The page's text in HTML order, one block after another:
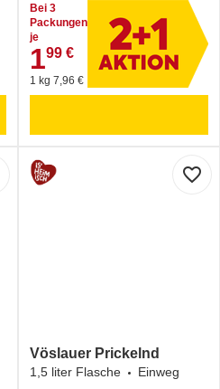
Bei 3
Packungen
je
1,99 €
199 €
1 kg 7,96 €
favorite_border
Vöslauer Prickelnd
1,5 liter Flasche Einweg